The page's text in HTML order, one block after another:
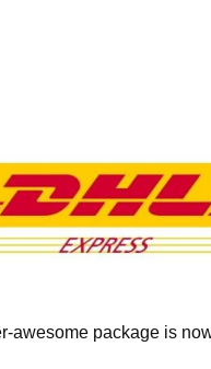
awesome package is